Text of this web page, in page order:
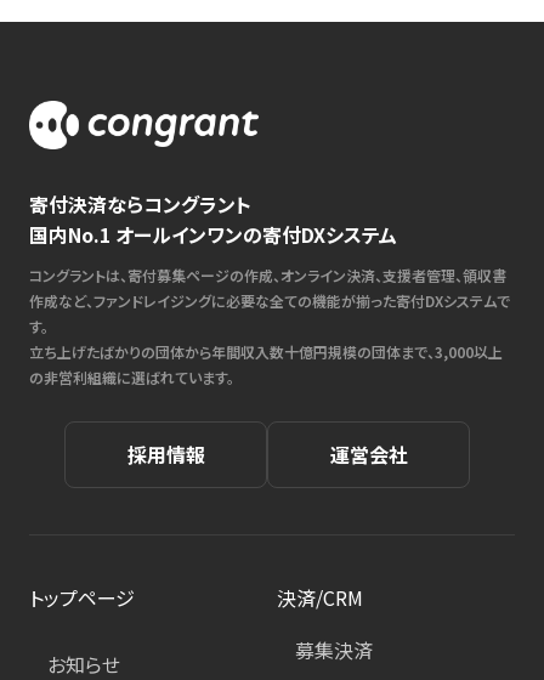
寄付決済ならコングラント
国内No.1 オールインワンの寄付DXシステム
コングラントは、寄付募集ページの作成、オンライン決済、支援者管理、領収書
作成など、ファンドレイジングに必要な全ての機能が揃った寄付DXシステムで
す。
立ち上げたばかりの団体から年間収入数十億円規模の団体まで、3,000以上
の非営利組織に選ばれています。
採用情報 運営会社
トップページ
お知らせ
決済/CRM
募集決済